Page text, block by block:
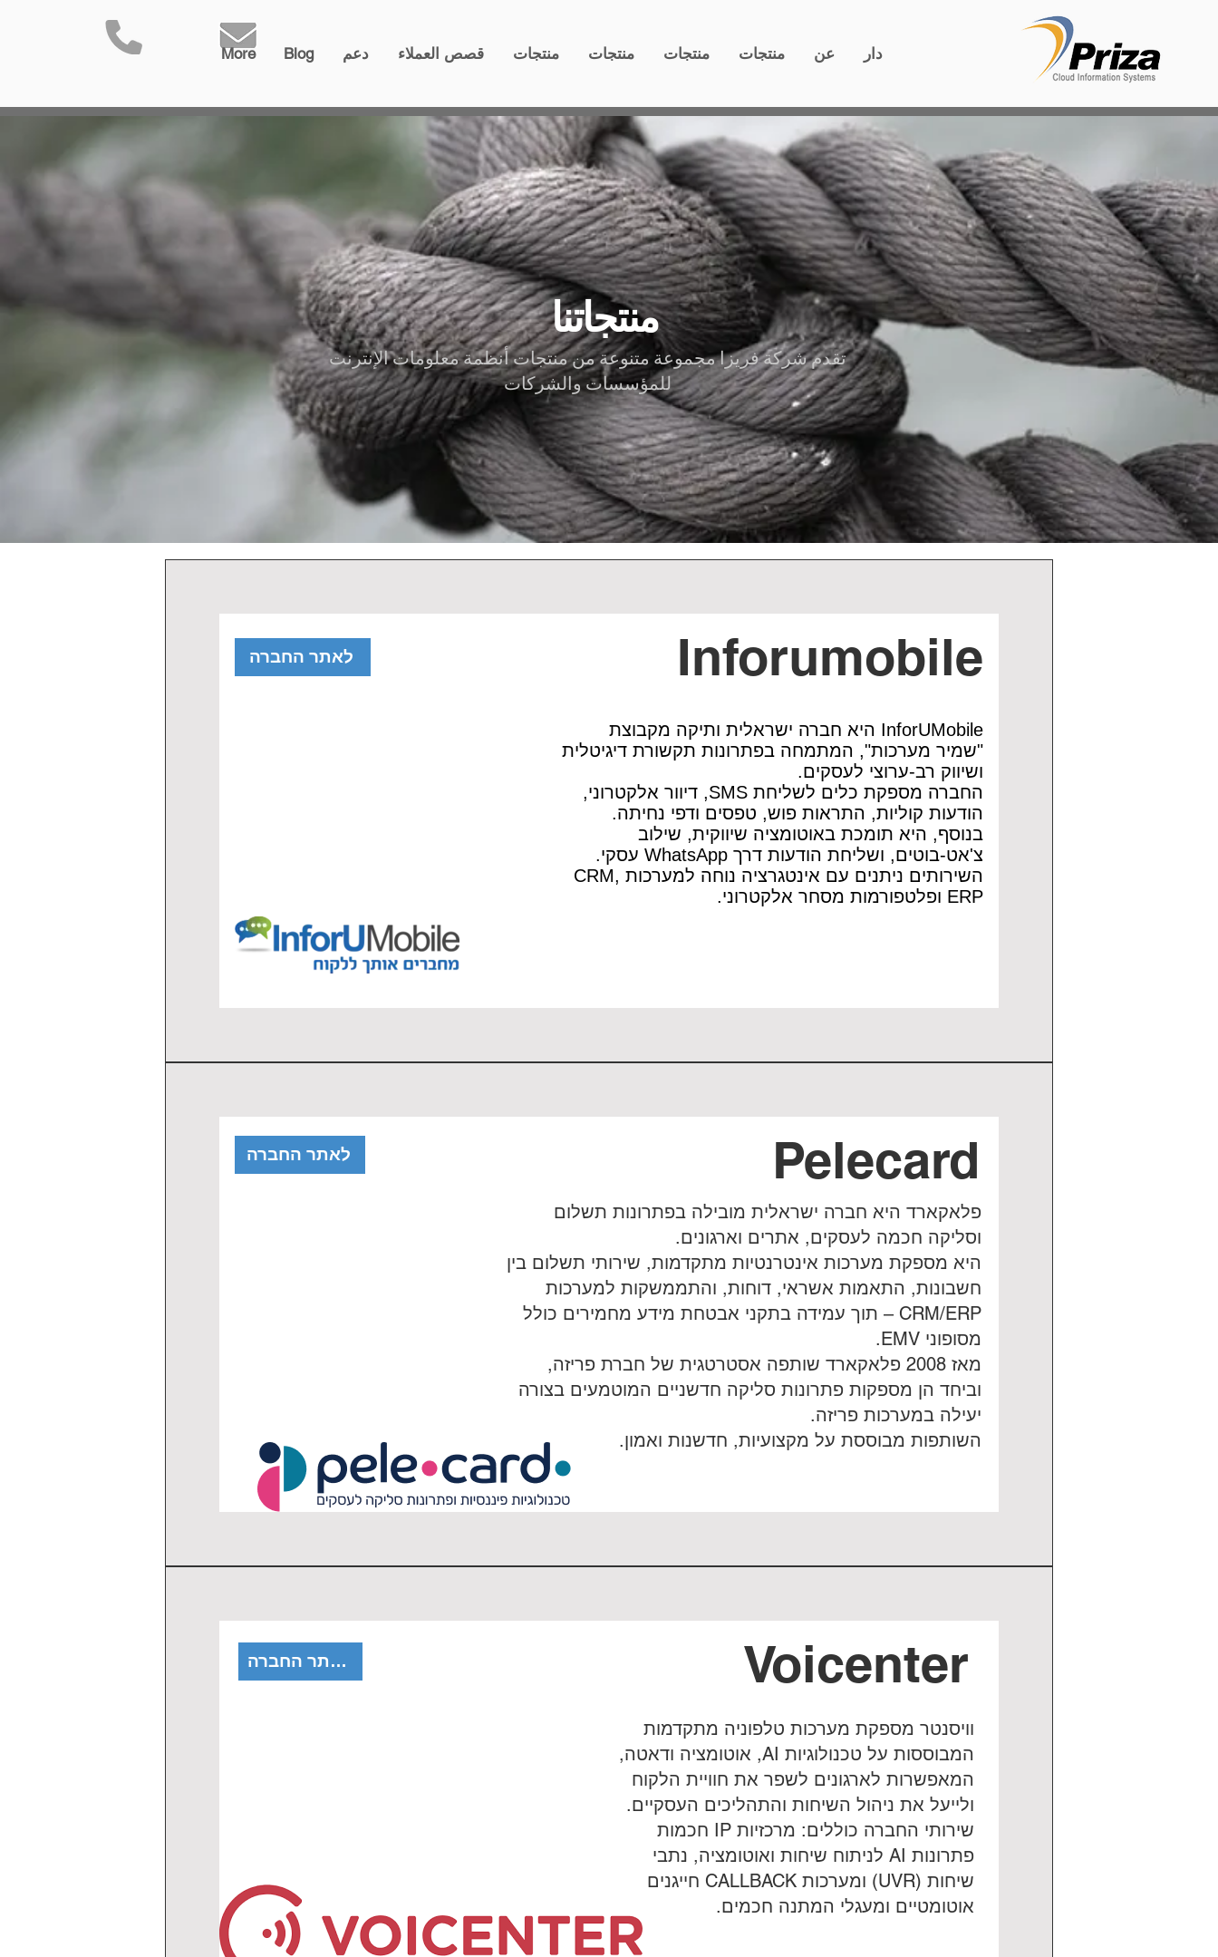
دار عن منتجات منتجات منتجات منتجات قصص العملاء دعم Blog
More
منتجاتنا
تقدم شركة فريزا مجموعة متنوعة من منتجات أنظمة معلومات الإنترنت
للمؤسسات والشركات
לאתר החברה Inforumobile
InforUMobile היא חברה ישראלית ותיקה מקבוצת
"שמיר מערכות", המתמחה בפתרונות תקשורת דיגיטלית
ושיווק רב-ערוצי לעסקים.
החברה מספקת כלים לשליחת SMS, דיוור אלקטרוני,
הודעות קוליות, התראות פוש, טפסים ודפי נחיתה.
בנוסף, היא תומכת באוטומציה שיווקית, שילוב
צ'אט-בוטים, ושליחת הודעות דרך WhatsApp עסקי.
השירותים ניתנים עם אינטגרציה נוחה למערכות CRM,
ERP ופלטפורמות מסחר אלקטרוני.
לאתר החברה Pelecard
​פלאקארד היא חברה ישראלית מובילה בפתרונות תשלום
וסליקה חכמה לעסקים, אתרים וארגונים.
היא מספקת מערכות אינטרנטיות מתקדמות, שירותי תשלום בין
חשבונות, התאמות אשראי, דוחות, והתממשקות למערכות
CRM/ERP – תוך עמידה בתקני אבטחת מידע מחמירים כולל
מסופוני EMV.
מאז 2008 פלאקארד שותפה אסטרטגית של חברת פריזה,
וביחד הן מספקות פתרונות סליקה חדשניים המוטמעים בצורה
יעילה במערכות פריזה.
השותפות מבוססת על מקצועיות, חדשנות ואמון.
לאתר החברה Voicenter
וויסנטר מספקת מערכות טלפוניה מתקדמות
המבוססות על טכנולוגיות AI, אוטומציה ודאטה,
המאפשרות לארגונים לשפר את חוויית הלקוח
ולייעל את ניהול השיחות והתהליכים העסקיים.
שירותי החברה כוללים: מרכזיות IP חכמות
פתרונות AI לניתוח שיחות ואוטומציה, נתבי
שיחות (UVR) ומערכות CALLBACK חייגנים
אוטומטיים ומעגלי המתנה חכמים.